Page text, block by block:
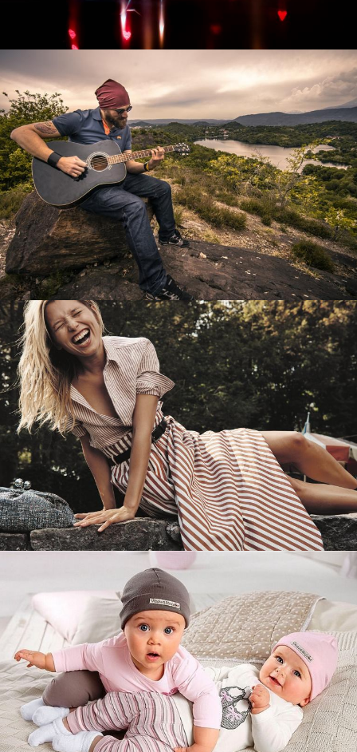
Перевод интернет-магазина
Guitaramania.ru на 1С-Битрикс
Смотреть проект
Имиджевый сайт для сети магазинов
Soho Project
Смотреть проект
Увеличили выручку интернет-
магазину topdatop.ru на 25%!
Смотреть проект